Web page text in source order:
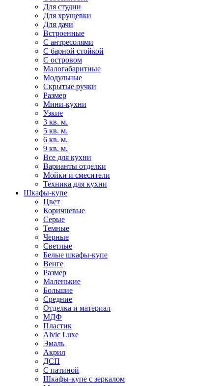
Для студии
Для хрущевки
Для дачи
Встроенные
С антресолями
С барной стойкой
С островом
Малогабаритные
Модульные
Скрытые ручки
Размер
Мини-кухни
Узкие
3 кв. м.
5 кв. м.
6 кв. м.
9 кв. м.
Все для кухни
Варианты отделки
Мойки и смесители
Техника для кухни
Шкафы-купе
Цвет
Коричневые
Серые
Темные
Черные
Светлые
Белые шкафы-купе
Венге
Размер
Маленькие
Большие
Средние
Отделка и материал
МДФ
Пластик
Alvic Luxe
Эмаль
Акрил
ДСП
С патиной
Шкафы-купе с зеркалом